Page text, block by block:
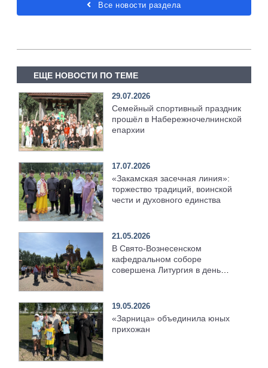
Все новости раздела
ЕЩЕ НОВОСТИ ПО ТЕМЕ
29.07.2026
Семейный спортивный праздник
прошёл в Набережночелнинской
епархии
17.07.2026
«Закамская засечная линия»:
торжество традиций, воинской
чести и духовного единства
21.05.2026
В Свято-Вознесенском
кафедральном соборе
совершена Литургия в день
19.05.2026
«Зарница» объединила юных
прихожан